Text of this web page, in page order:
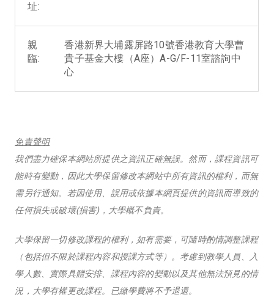
址:
親
臨:
香港新界大埔露屏路10號香港教育大學曹
貴子基金大樓（A座）A-G/F-11室諮詢中
心
免責聲明
我們盡力確保本網站所提供之資訊正確無誤。然而，課程資訊可
能時有變動，因此大學保留修改本網站中所有資訊的權利，而無
需另行通知。若因使用、誤用或依據本網頁提供的資訊而導致的
任何損失或破壞(損害)，大學概不負責。
大學保留一切修改課程的權利，如有需要，可隨時酌情調整課程
（包括但不限於課程內容和授課方式等）。考慮到教學人員、入
學人數、實際具體安排、課程內容的變動以及其他無法預見的情
況，大學有權更改課程。已繳學費將不予退還。